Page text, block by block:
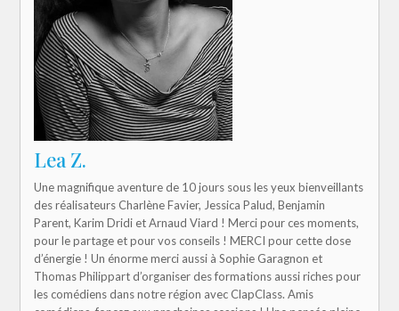
Lea Z.
Une magnifique aventure de 10 jours sous les yeux bienveillants
des réalisateurs Charlène Favier, Jessica Palud, Benjamin
Parent, Karim Dridi et Arnaud Viard ! Merci pour ces moments,
pour le partage et pour vos conseils ! MERCI pour cette dose
d’énergie ! Un énorme merci aussi à Sophie Garagnon et
Thomas Philippart d’organiser des formations aussi riches pour
les comédiens dans notre région avec ClapClass. Amis